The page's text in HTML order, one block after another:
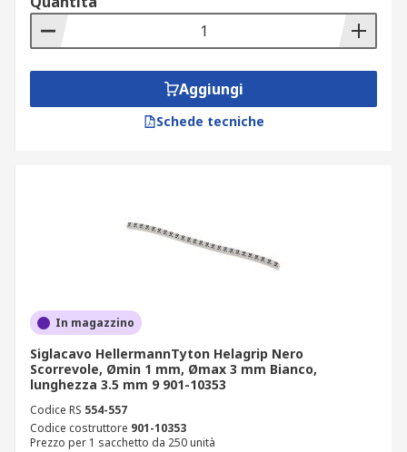
Aggiungi
Schede tecniche
In magazzino
Siglacavo HellermannTyton Helagrip Nero
Scorrevole, Ømin 1 mm, Ømax 3 mm Bianco,
lunghezza 3.5 mm 9 901-10353
Codice RS 554-557
Codice costruttore 901-10353
Prezzo per 1 sacchetto da 250 unità